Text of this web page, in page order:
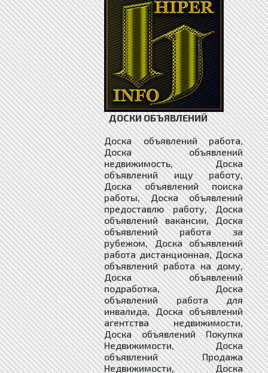
ДОСКИ ОБЪЯВЛЕНИЙ
Доска объявлений работа,
Доска объявлений
недвижимость, Доска
объявлений ищу работу,
Доска объявлений поиска
работы, Доска объявлений
предоставлю работу, Доска
объявлений вакансии, Доска
объявлений работа за
рубежом, Доска объявлений
работа дистанционная, Доска
объявлений работа на дому,
Доска объявлений
подработка, Доска
объявлений работа для
инвалида, Доска объявлений
агентства недвижимости,
Доска объявлений Покупка
Недвижимости, Доска
объявлений Продажа
Недвижимости, Доска